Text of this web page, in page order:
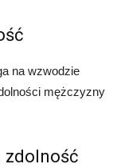
na wzwodzie
mężczyzny
zdolność